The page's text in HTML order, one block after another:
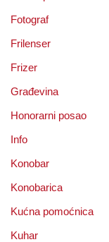
Fotograf
Frilenser
Frizer
Građevina
Honorarni posao
Info
Konobar
Konobarica
Kućna pomoćnica
Kuhar